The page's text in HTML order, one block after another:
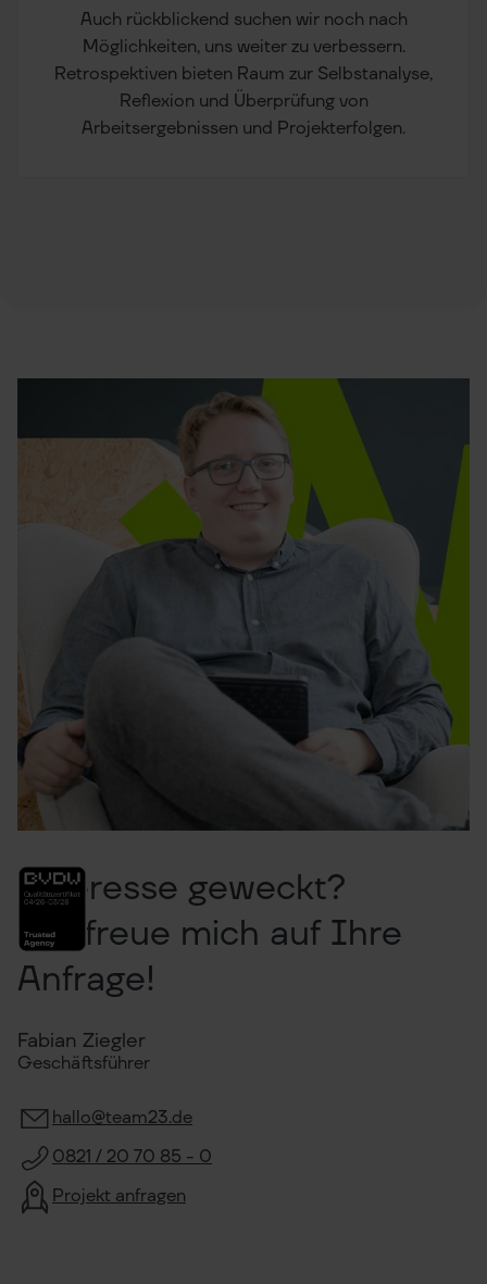
Auch rückblickend suchen wir noch nach
Möglichkeiten, uns weiter zu verbessern.
Retrospektiven bieten Raum zur Selbstanalyse,
Reflexion und Überprüfung von
Arbeitsergebnissen und Projekterfolgen.
Interesse geweckt?
Ich freue mich auf Ihre
Anfrage!
Fabian Ziegler
Geschäftsführer
hallo@team23.de
0821 / 20 70 85 - 0
Projekt anfragen